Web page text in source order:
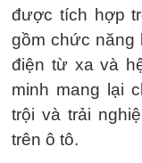
được tích hợp
gồm chức năng
điện từ xa và
minh mang lại
trội và trải
trên ô tô.